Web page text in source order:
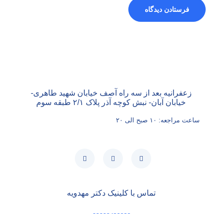
زعفرانیه بعد از سه راه آصف خیابان شهید طاهری-
خیابان آبان- نبش کوچه آذر پلاک ۲/۱ طبقه سوم
ساعت مراجعه: ۱۰ صبح الی ۲۰
تماس با کلینیک دکتر مهدویه